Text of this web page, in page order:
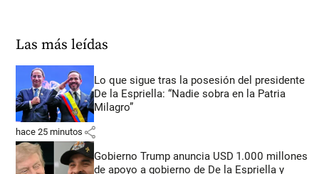
Las más leídas
Lo que sigue tras la posesión del presidente
De la Espriella: “Nadie sobra en la Patria
Milagro”
hace 25 minutos share
Gobierno Trump anuncia USD 1.000 millones
de apoyo a gobierno de De la Espriella y